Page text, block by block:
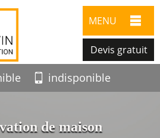
MENU
Devis gratuit
indisponible
de maison